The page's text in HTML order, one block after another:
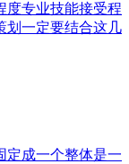
度专业技能接受程
划一定要结合这几
定成一个整体是一